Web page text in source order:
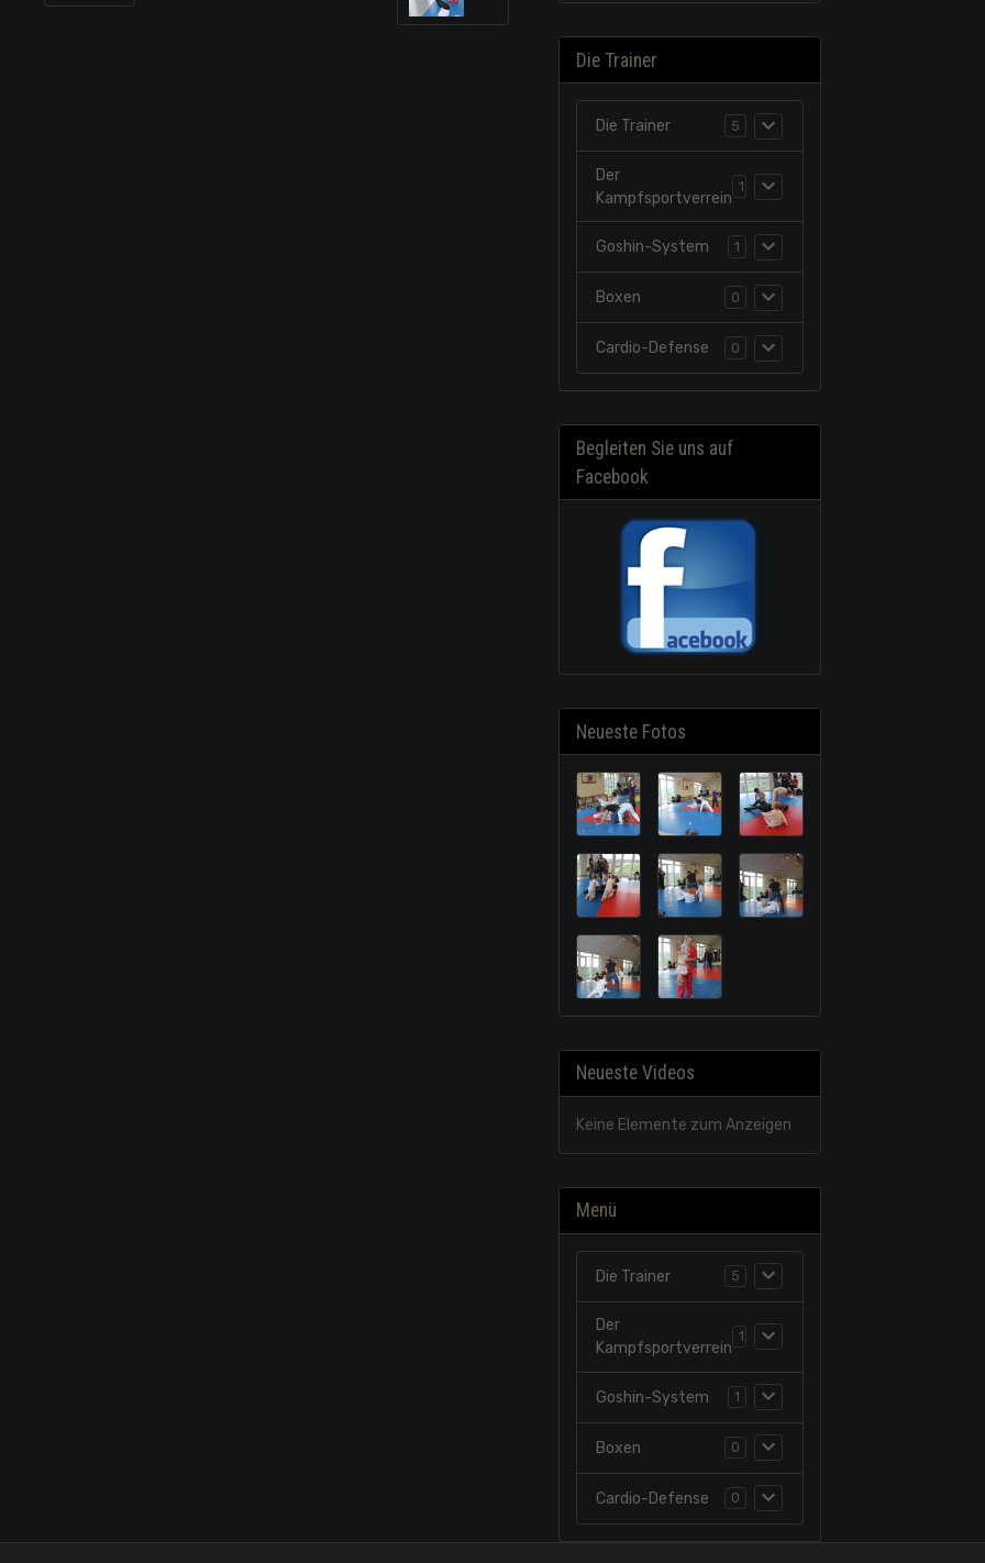
Die Trainer
Die Trainer 5
Der
Kampfsportverrein
Goshin-System 1
Boxen 0
Cardio-Defense 0
Begleiten Sie uns auf
Facebook
Neueste Fotos
Neueste Videos
Keine Elemente zum Anzeigen
Menü
Die Trainer 5
Der
Kampfsportverrein
Goshin-System 1
Boxen 0
Cardio-Defense 0